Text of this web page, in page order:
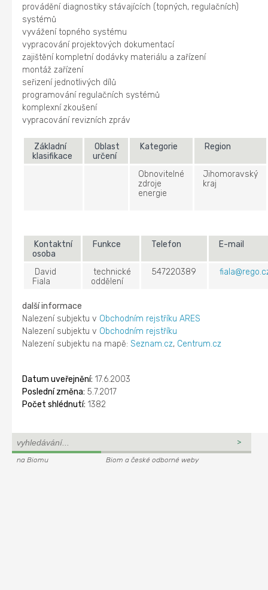
provádění diagnostiky stávajících (topných, regulačních)
systémů
vyvážení topného systému
vypracování projektových dokumentací
zajištění kompletní dodávky materiálu a zařízení
montáž zařízení
seřizení jednotlivých dílů
programování regulačních systémů
komplexní zkoušení
vypracování revizních zpráv
Základní
klasifikace
Oblast
určení
Kategorie Region
Obnovitelné
zdroje
energie
Jihomoravský
kraj
Kontaktní
osoba
Funkce Telefon E-mail
David
Fiala
technické
oddělení
547220389
další informace
Nalezení subjektu v Obchodním rejstříku ARES
Nalezení subjektu v Obchodním rejstříku
Nalezení subjektu na mapě:Seznam.cz, Centrum.cz
Datum uveřejnění: 17.6.2003
Poslední změna: 5.7.2017
Počet shlédnutí: 1382
na Biomu Biom a české odborné weby